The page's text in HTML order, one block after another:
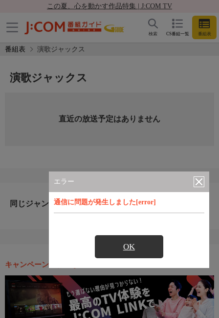
この夏、心を動かす作品特集 | J:COM TV
CS番組一覧 番組表
検索
番組表 演歌ジャックス
エラー
通信に問題が発生しました[error]
OK
演歌ジャックス
直近の放送予定はありません
同じジャンルのおすすめ番組
キャンペーン・お得な情報